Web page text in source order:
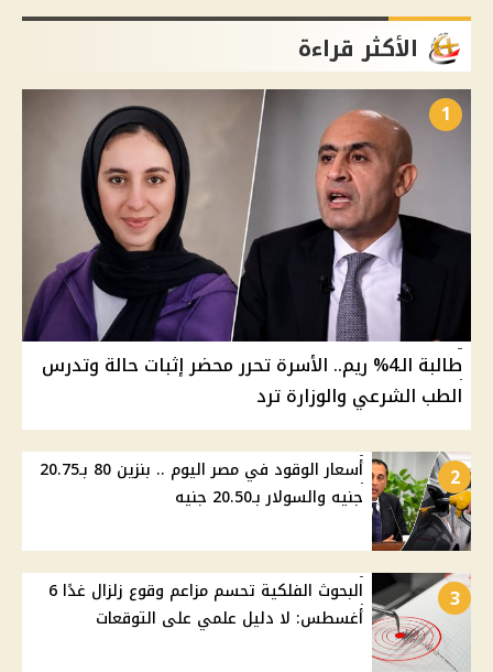
الأكثر قراءة
1
طالبة الـ4% ريم.. الأسرة تحرر محضر إثبات حالة وتدرس
الطب الشرعي والوزارة ترد
2
أسعار الوقود في مصر اليوم .. بنزين 80 بـ20.75
جنيه والسولار بـ20.50 جنيه
3
البحوث الفلكية تحسم مزاعم وقوع زلزال غدًا 6
أغسطس: لا دليل علمي على التوقعات